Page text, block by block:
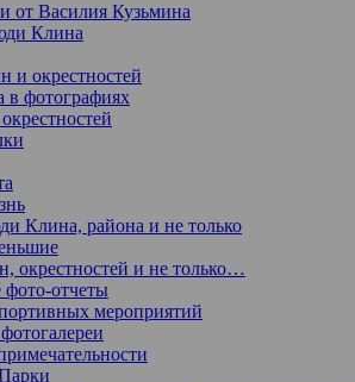
от Василия Кузьмина
Клина
и окрестностей
в фотографиях
Клина, района и не только
окрестностей и не только…
фото-отчеты
мероприятий